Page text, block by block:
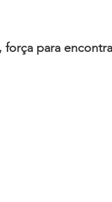
força para